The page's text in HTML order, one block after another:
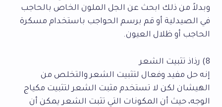
وبدلاً من ذلك ابحث عن الجل الملون الخاص بالحاجب
في الصيدلية أو قم برسم الحواجب باستخدام مسكرة
الحاجب أو ظلال العيون.
8) رذاذ تثبيت الشعر
إنه حل مفيد وفعال لتثبيت الشعر والتخلص من
الهيشان لكن لا تستخدم مثبت الشعر لتثبيت مكياج
الوجه، حيث أن المكونات التي تثبت الشعر يمكن أن